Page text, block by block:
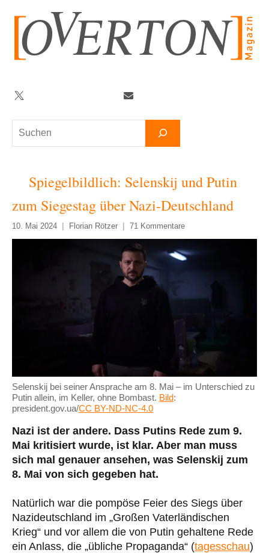
springen
Suchen
Twitter
Spiegelbildlich: Selenskij und Putin
zum Siegestag über Nazi-Deutschland
10. Mai 2024 Florian Rötzer 71 Kommentare
Selenskij bei seiner Ansprache am 8. Mai – im Unterschied zu
Putin allein, im Keller, ohne Bombast. Bild:
president.gov.ua/CC BY-ND-NC-4.0
Nazi ist der andere. Dass Putins Rede zum 9.
Mai kritisiert wurde, ist klar. Aber man muss
sich mal genauer ansehen, was Selenskij zum
8. Mai von sich gegeben hat.
Natürlich war die pompöse Feier des Siegs über
Nazideutschland im „Großen Vaterländischen
Krieg“ und vor allem die von Putin gehaltene Rede
ein Anlass, die „übliche Propaganda“ (tagesschau)